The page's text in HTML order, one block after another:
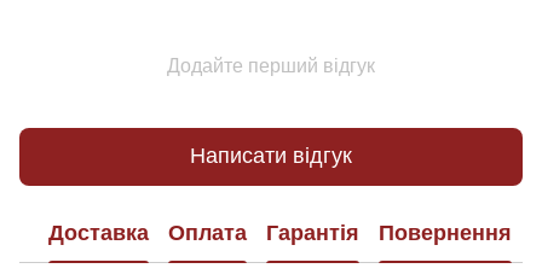
Додайте перший відгук
Написати відгук
Доставка Оплата Гарантія Повернення